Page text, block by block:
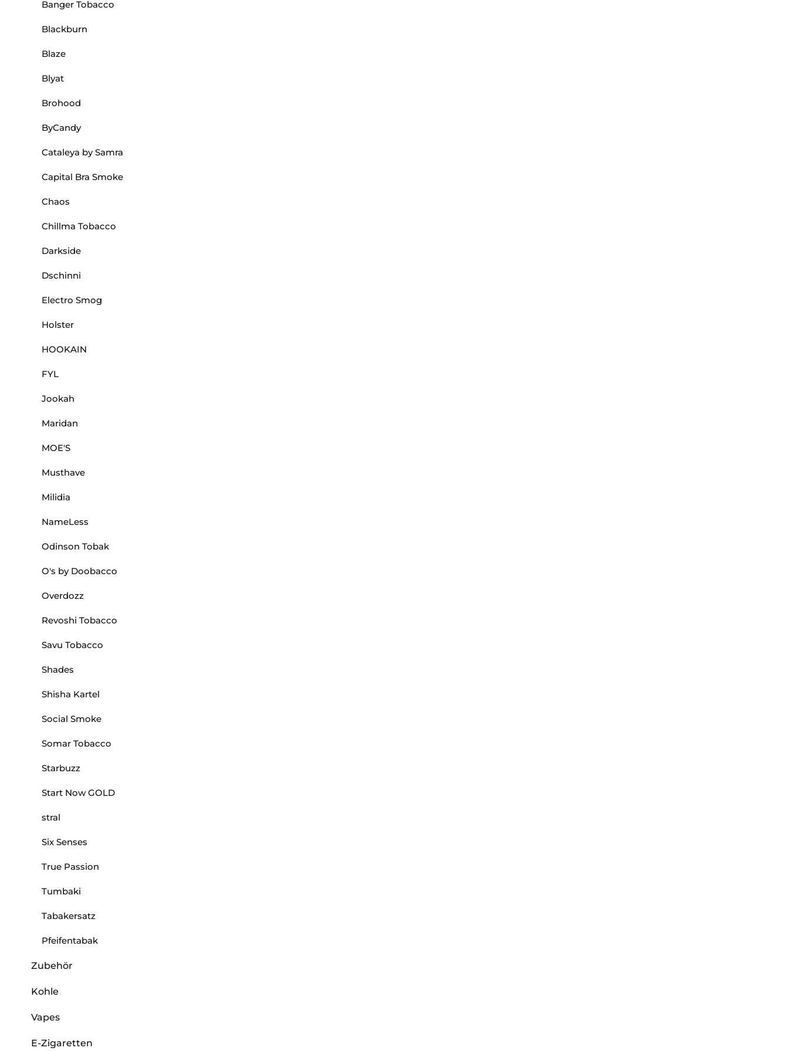
Banger Tobacco
Blackburn
Blaze
Blyat
Brohood
ByCandy
Cataleya by Samra
Capital Bra Smoke
Chaos
Chillma Tobacco
Darkside
Dschinni
Electro Smog
Holster
HOOKAIN
FYL
Jookah
Maridan
MOE'S
Musthave
Milidia
NameLess
Odinson Tobak
O's by Doobacco
Overdozz
Revoshi Tobacco
Savu Tobacco
Shades
Shisha Kartel
Social Smoke
Somar Tobacco
Starbuzz
Start Now GOLD
stral
Six Senses
True Passion
Tumbaki
Tabakersatz
Pfeifentabak
Zubehör
Kohle
Vapes
E-Zigaretten